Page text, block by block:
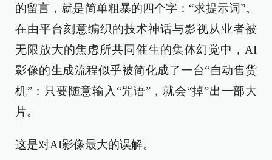
的留言，就是简单粗暴的四个字：“求提示词”。
在由平台刻意编织的技术神话与影视从业者被
无限放大的焦虑所共同催生的集体幻觉中，AI
影像的生成流程似乎被简化成了一台“自动售货
机”：只要随意输入“咒语”，就会“掉”出一部大
片。
这是对AI影像最大的误解。